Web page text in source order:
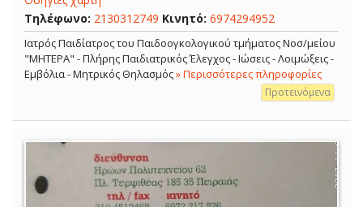
Τηλέφωνο: 2130312749 Κινητό: 6974294952
Ιατρός Παιδίατρος του Παιδοογκολογικού τμήματος Νοσ/μείου
"ΜΗΤΕΡΑ" - Πλήρης Παιδιατρικός Έλεγχος - Ιώσεις - Λοιμώξεις -
Εμβόλια - Μητρικός Θηλασμός» Περισσότερες πληροφορίες
Προτεινόμενα